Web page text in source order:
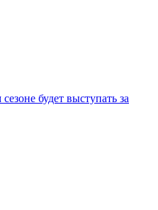
будет выступать за